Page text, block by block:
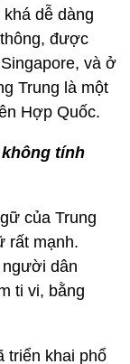
dễ dàng
được
và ở
Trung là một
Hợp Quốc.
tính
của Trung
rất mạnh.
người dân
ti vi, bằng
triển khai phổ